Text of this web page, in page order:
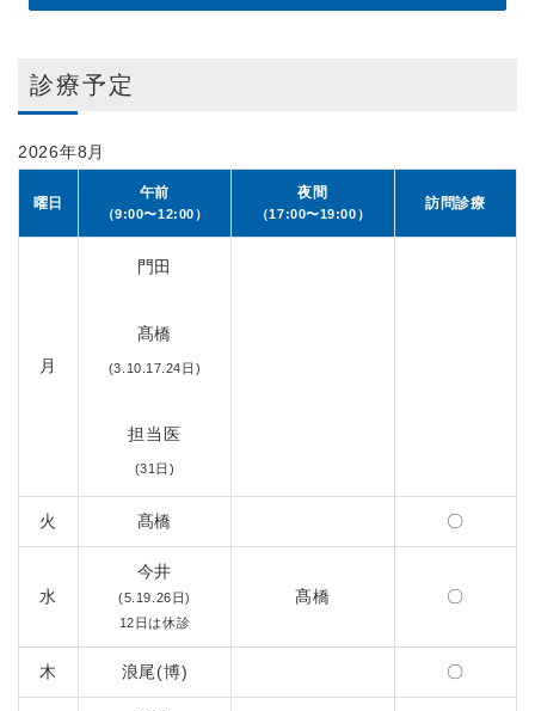
診療予定
2026年8月
曜日
午前
（9:00〜12:00）
夜間
（17:00〜19:00）
訪問診療
月
門田
髙橋
(3.10.17.24日)
担当医
(31日)
火 髙橋 〇
水
今井
(5.19.26日)
12日は休診
髙橋 〇
木 浪尾(博) 〇